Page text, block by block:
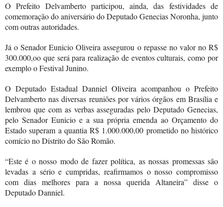
O Prefeito Delvamberto participou, ainda, das festividades de
comemoração do aniversário do Deputado Genecias Noronha, junto
com outras autoridades.
Já o Senador Eunicio Oliveira assegurou o repasse no valor no R$
300.000,oo que será para realização de eventos culturais, como por
exemplo o Festival Junino.
O Deputado Estadual Danniel Oliveira acompanhou o Prefeito
Delvamberto nas diversas reuniões por vários órgãos em Brasília e
lembrou que com as verbas asseguradas pelo Deputado Genecias,
pelo Senador Eunicio e a sua própria emenda ao Orçamento do
Estado superam a quantia R$ 1.000.000,00 prometido no histórico
comício no Distrito do São Romão.
“Este é o nosso modo de fazer política, as nossas promessas são
levadas a sério e cumpridas, reafirmamos o nosso compromisso
com dias melhores para a nossa querida Altaneira” disse o
Deputado Danniel.